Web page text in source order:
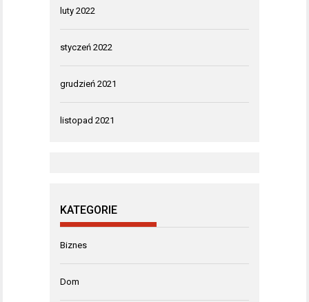
luty 2022
styczeń 2022
grudzień 2021
listopad 2021
KATEGORIE
Biznes
Dom